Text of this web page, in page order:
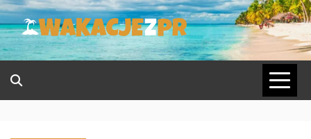
Skip
to
content